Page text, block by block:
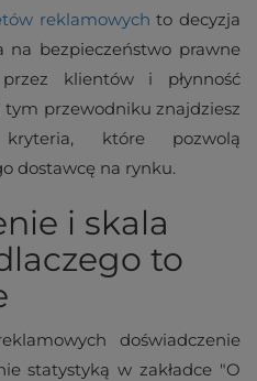
reklamowych to decyzja
na bezpieczeństwo prawne
klientów i płynność
tym przewodniku znajdziesz
które pozwolą
dostawcę na rynku.
i skala
to
doświadczenie
statystyką w zakładce "O